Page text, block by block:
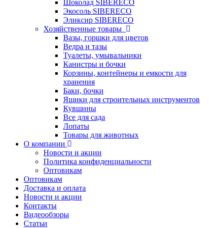
Шоколад SIBERECO
Экосоль SIBERECO
Эликсир SIBERECO
Хозяйственные товары
Вазы, горшки для цветов
Ведра и тазы
Туалеты, умывальники
Канистры и бочки
Корзины, контейнеры и емкости для
хранения
Баки, бочки
Ящики для строительных инструментов
Кувшины
Все для сада
Лопаты
Товары для животных
О компании
Новости и акции
Политика конфиденциальности
Оптовикам
Оптовикам
Доставка и оплата
Новости и акции
Контакты
Видеообзоры
Статьи